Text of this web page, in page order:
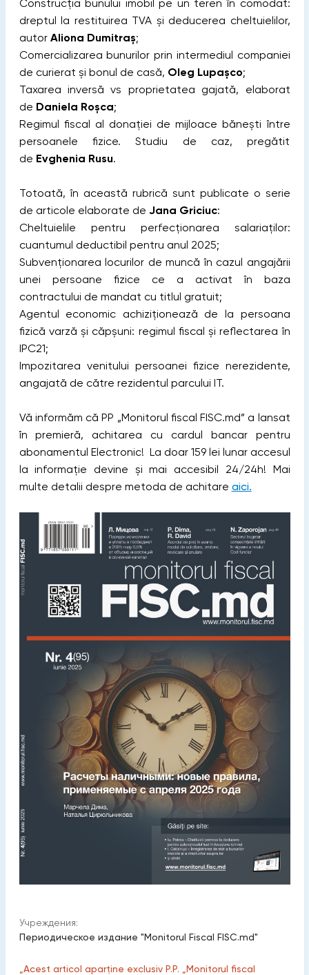
Construcția bunului imobil pe un teren în comodat:
dreptul la restituirea TVA și deducerea cheltuielilor,
autor Aliona Dumitraș;
Comercializarea bunurilor prin intermediul companiei
de curierat și bonul de casă, Oleg Lupașco;
Taxarea inversă vs proprietatea gajată, elaborat
de Daniela Roșca;
Regimul fiscal al donației de mijloace bănești între
persoanele fizice. Studiu de caz, pregătit
de Evghenia Rusu.
Totoată, în această rubrică sunt publicate o serie
de articole elaborate de Jana Griciuc:
Cheltuielile pentru perfecționarea salariaților:
cuantumul deductibil pentru anul 2025;
Subvenționarea locurilor de muncă în cazul angajării
unei persoane fizice ce a activat în baza
contractului de mandat cu titlul gratuit;
Agentul economic achiziționează de la persoana
fizică varză și căpșuni: regimul fiscal și reflectarea în
IPC21;
Impozitarea venitului persoanei fizice nerezidente,
angajată de către rezidentul parcului IT.
Vă informăm că PP „Monitorul fiscal FISC.md” a lansat
în premieră, achitarea cu cardul bancar pentru
abonamentul Electronic! La doar 159 lei lunar accesul
la informație devine și mai accesibil 24/24h! Mai
multe detalii despre metoda de achitare aici.
Учреждения:
Периодическое издание "Monitorul Fiscal FISC.md"
„Acest articol aparține exclusiv P.P. „Monitorul fiscal